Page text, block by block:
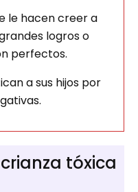
le hacen creer a
logros o
perfectos.
a sus hijos por
tóxica